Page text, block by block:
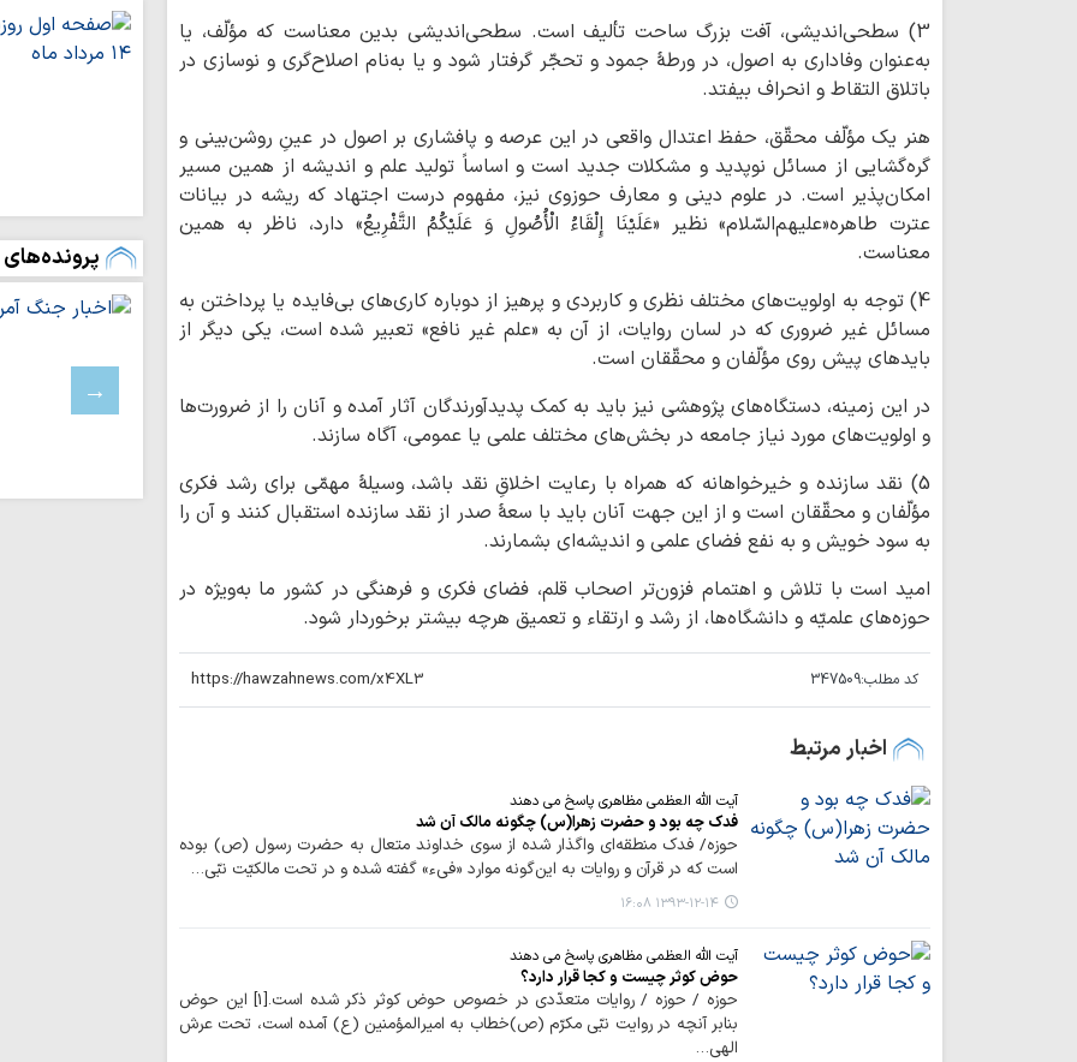
3) سطحی‌اندیشی، آفت بزرگ ساحت تألیف است. سطحی‌اندیشی بدین معناست که مؤلّف، یا
به‌عنوان وفاداری به اصول، در ورطۀ جمود و تحجّر گرفتار شود و یا به‌نام اصلاح‌گری و نوسازی در
باتلاق التقاط و انحراف بیفتد.
هنر یک مؤلّف محقّق، حفظ اعتدال واقعی در این عرصه و پافشاری بر اصول در عینِ روشن‌بینی و
گره‌گشایی از مسائل نوپدید و مشکلات جدید است و اساساً تولید علم و اندیشه از همین مسیر
امکان‌پذیر است. در علوم دینی و معارف حوزوی نیز، مفهوم درست اجتهاد که ریشه در بیانات
عترت طاهره«علیهم‌السّلام» نظیر «عَلَيْنَا إِلْقَاءُ الْأُصُولِ وَ عَلَيْكُمُ التَّفْرِيعُ» دارد، ناظر به همین
معناست.
4) توجه به اولویت‌های مختلف نظری و کاربردی و پرهیز از دوباره کاری‌های بی‌فایده یا پرداختن به
مسائل غیر ضروری که در لسان روایات، از آن به «علم غیر نافع» تعبیر شده است، یکی دیگر از
بایدهای پیش روی مؤلّفان و محقّقان است.
در این زمینه، دستگاه‌های پژوهشی نیز باید به کمک پدیدآورندگان آثار آمده و آنان را از ضرورت‌ها
و اولویت‌های مورد نیاز جامعه در بخش‌های مختلف علمی یا عمومی، آگاه سازند.
5) نقد سازنده و خیرخواهانه که همراه با رعایت اخلاقِ نقد باشد، وسیلۀ مهمّی برای رشد فکری
مؤلّفان و محقّقان است و از این جهت آنان باید با سعۀ صدر از نقد سازنده استقبال کنند و آن را
به سود خویش و به نفع فضای علمی و اندیشه‌ای بشمارند.
امید است با تلاش و اهتمام فزون‌تر اصحاب قلم، فضای فکری و فرهنگی در کشور ما به‌ویژه در
حوزه‌های علمیّه و دانشگاه‌ها، از رشد و ارتقاء و تعمیق هرچه بیشتر برخوردار شود.
کد مطلب:347509
اخبار مرتبط
آیت الله العظمی مظاهری پاسخ می دهند
فدك چه بود و حضرت زهرا(س) چگونه مالك آن شد
حوزه/ فدك منطقه‌اي واگذار شده از سوي خداوند متعال به حضرت رسول (ص) بوده
است كه در قرآن و روايات به اين‌گونه موارد «فيء» گفته شده و در تحت مالكيّت نبّي…
۱۳۹۳-۱۲-۱۴ ۱۶:۰۸
آیت الله العظمی مظاهری پاسخ می دهند
حوض كوثر چيست و كجا قرار دارد؟
حوزه / حوزه / روايات متعدّدي در خصوص حوض كوثر ذكر شده است.[1] اين حوض
بنابر آنچه در روايت نبّي مكرّم (ص)خطاب به اميرالمؤمنين (ع) آمده است، تحت عرش
الهي…
بیروت،
عادی‌سازی روابط با
حاکم این کشور
آمریکا در برابر
بن‌بست شده است
به سوی یک
مدیریت تنگه
اسلامی ایران است
است
پرونده‌های